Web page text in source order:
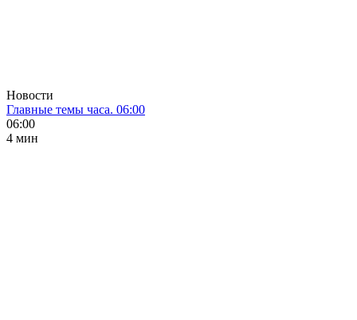
Новости
Главные темы часа. 06:00
06:00
4 мин